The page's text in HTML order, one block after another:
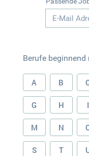
Berufe beginnend
A B
G H I
M N
S T